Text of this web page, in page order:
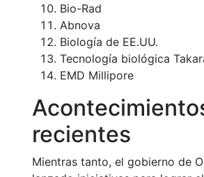
Bio-Rad
Abnova
Biología de EE.UU.
Tecnología biológica
EMD Millipore
recientes
Mientras tanto, el gobierno de